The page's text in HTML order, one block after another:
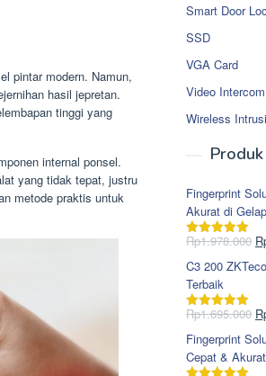
pintar modern. Namun,
hasil jepretan.
tinggi yang
internal ponsel.
yang tidak tepat, justru
metode praktis untuk
Smart Door
SSD
VGA Card
Video Intercom
Wireless
Fingerprint
Akurat di Gelap
Dinilai5.00
Rp1.978.000
C3 200
Terbaik
Dinilai5.00
Rp1.695.000
Fingerprint
Cepat & Akurat